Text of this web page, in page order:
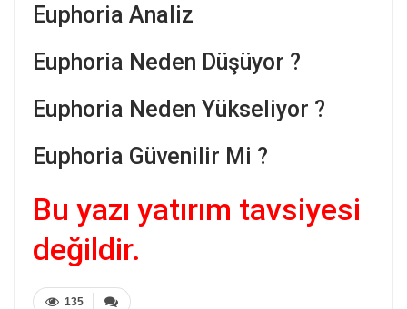
Euphoria Analiz
Euphoria Neden Düşüyor ?
Euphoria Neden Yükseliyor ?
Euphoria Güvenilir Mi ?
Bu yazı yatırım tavsiyesi
değildir.
135